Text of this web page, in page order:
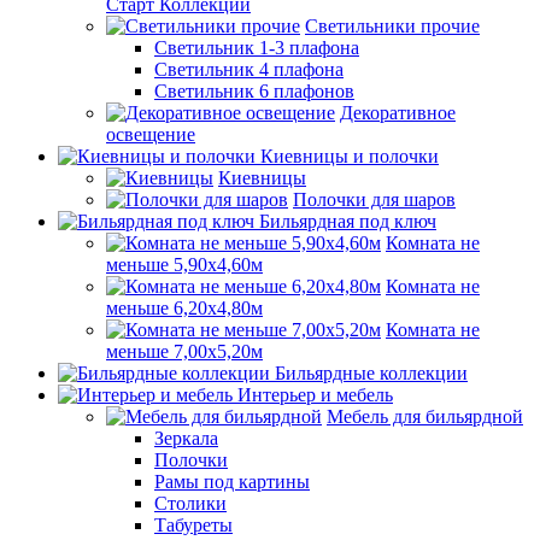
Светильники прочие
Светильник 1-3 плафона
Светильник 4 плафона
Светильник 6 плафонов
Декоративное
освещение
Киевницы и полочки
Киевницы
Полочки для шаров
Бильярдная под ключ
Комната не
меньше 5,90х4,60м
Комната не
меньше 6,20х4,80м
Комната не
меньше 7,00х5,20м
Бильярдные коллекции
Интерьер и мебель
Мебель для бильярдной
Зеркала
Полочки
Рамы под картины
Столики
Табуреты